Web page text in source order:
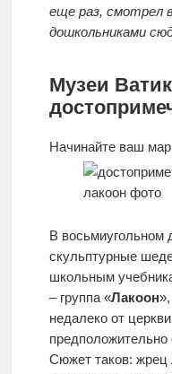
еще раз, смотрел
дошкольниками
Музеи
Начинайте ваш
В восьмиугольном
скульптурные
школьным
– группа «Лакоон
недалеко от
предположительно
Сюжет таков: жрец